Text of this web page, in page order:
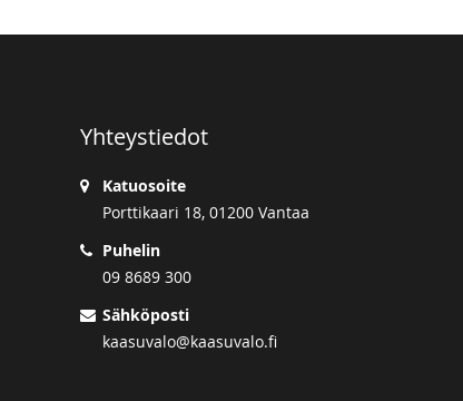
Yhteystiedot
Katuosoite
Porttikaari 18, 01200 Vantaa
Puhelin
09 8689 300
Sähköposti
kaasuvalo@kaasuvalo.fi